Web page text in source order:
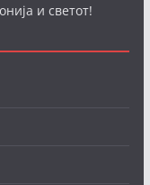
и светот!